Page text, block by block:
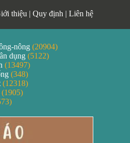
thiệu | Quy định | Liên hệ
nông (20904)
dụng (5122)
(13497)
(348)
(12318)
(1905)